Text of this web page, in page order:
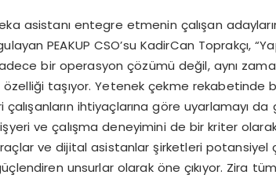
asistanı entegre etmenin çalışan
PEAKUP CSO’su KadirCan Toprakçı,
bir operasyon çözümü değil, aynı
taşıyor. Yetenek çekme rekabetinde
çalışanların ihtiyaçlarına göre uyarlamayı da
ve çalışma deneyimini de bir kriter
ve dijital asistanlar şirketleri potansiyel
unsurlar olarak öne çıkıyor. Zira